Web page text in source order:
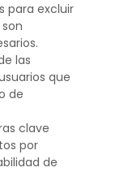
para excluir
las
que
de
clave
por
de